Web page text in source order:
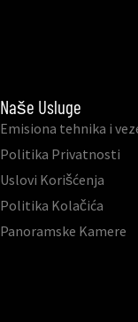
Naše Usluge
Emisiona tehnika i
Politika Privatnosti
Uslovi Korišćenja
Politika Kolačića
Panoramske Kamere